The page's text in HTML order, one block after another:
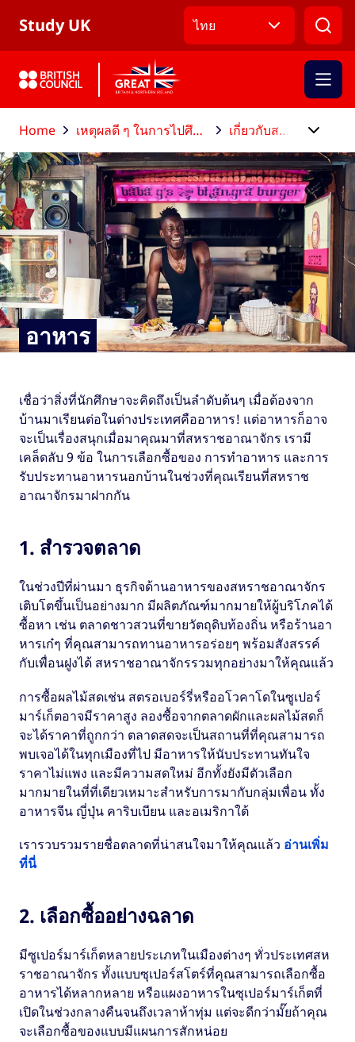
Study UK ไทย
Home เหตุผลดี ๆ ในการไปศึกษาต่อที่สหราชอาณาจักร เกี่ยวกับสหราชอาณาจักร
อาหาร
เชื่อว่าสิ่งที่นักศึกษาจะคิดถึงเป็นลำดับต้นๆ เมื่อต้องจาก
บ้านมาเรียนต่อในต่างประเทศคืออาหาร! แต่อาหารก็อาจ
จะเป็นเรื่องสนุกเมื่อมาคุณมาที่สหราชอาณาจักร เรามี
เคล็ดลับ 9 ข้อ ในการเลือกซื้อของ การทำอาหาร และการ
รับประทานอาหารนอกบ้านในช่วงที่คุณเรียนที่สหราช
อาณาจักรมาฝากกัน
1. สำรวจตลาด
ในช่วงปีที่ผ่านมา ธุรกิจด้านอาหารของสหราชอาณาจักร
เติบโตขึ้นเป็นอย่างมาก มีผลิตภัณฑ์มากมายให้ผู้บริโภคได้
ซื้อหา เช่น ตลาดชาวสวนที่ขายวัตถุดิบท้องถิ่น หรือร้านอา
หารเก๋ๆ ที่คุณสามารถทานอาหารอร่อยๆ พร้อมสังสรรค์
กับเพื่อนฝูงได้ สหราชอาณาจักรรวมทุกอย่างมาให้คุณแล้ว
การซื้อผลไม้สดเช่น สตรอเบอร์รี่หรืออโวคาโดในซูเปอร์
มาร์เก็ตอาจมีราคาสูง ลองซื้อจากตลาดผักและผลไม้สดก็
จะได้ราคาที่ถูกกว่า ตลาดสดจะเป็นสถานที่ที่คุณสามารถ
พบเจอได้ในทุกเมืองที่ไป มีอาหารให้นับประทานทันใจ
ราคาไม่แพง และมีความสดใหม่ อีกทั้งยังมีตัวเลือก
มากมายในที่ที่เดียวเหมาะสำหรับการมากับกลุ่มเพื่อน ทั้ง
อาหารจีน ญี่ปุ่น คาริบเบียน และอเมริกาใต้
เรารวบรวมรายชื่อตลาดที่น่าสนใจมาให้คุณแล้ว อ่านเพิ่ม
ที่นี่
2. เลือกซื้ออย่างฉลาด
มีซูเปอร์มาร์เก็ตหลายประเภทในเมืองต่างๆ ทั่วประเทศสห
ราชอาณาจักร ทั้งแบบซุเปอร์สโตร์ที่คุณสามารถเลือกซื้อ
อาหารได้หลากหลาย หรือแผงอาหารในซุเปอร์มาร์เก็ตที่
เปิดในช่วงกลางคืนจนถึงเวลาห้าทุ่ม แต่จะดีกว่ามั๊ยถ้าคุณ
จะเลือกซื้อของแบบมีแผนการสักหน่อย